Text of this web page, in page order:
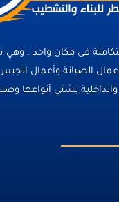
فى مكان واحد .
الصيانة وأعمال
والداخلية بشتي أنواعها